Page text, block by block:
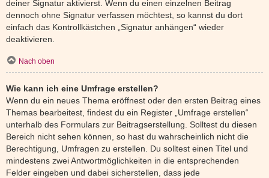
deiner Signatur aktivierst. Wenn du einen einzelnen Beitrag
dennoch ohne Signatur verfassen möchtest, so kannst du dort
einfach das Kontrollkästchen „Signatur anhängen“ wieder
deaktivieren.
Nach oben
Wie kann ich eine Umfrage erstellen?
Wenn du ein neues Thema eröffnest oder den ersten Beitrag eines
Themas bearbeitest, findest du ein Register „Umfrage erstellen“
unterhalb des Formulars zur Beitragserstellung. Solltest du diesen
Bereich nicht sehen können, so hast du wahrscheinlich nicht die
Berechtigung, Umfragen zu erstellen. Du solltest einen Titel und
mindestens zwei Antwortmöglichkeiten in die entsprechenden
Felder eingeben und dabei sicherstellen, dass jede